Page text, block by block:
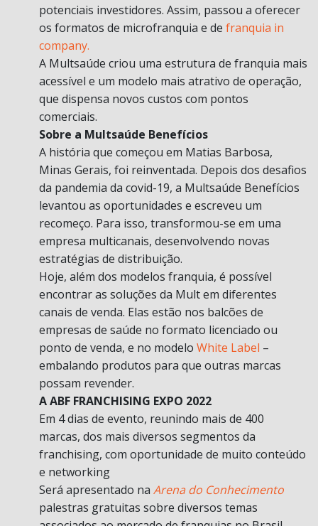
potenciais investidores. Assim, passou a oferecer
os formatos de microfranquia e de franquia in
company.
A Multsaúde criou uma estrutura de franquia mais
acessível e um modelo mais atrativo de operação,
que dispensa novos custos com pontos
comerciais.
Sobre a Multsaúde Benefícios
A história que começou em Matias Barbosa,
Minas Gerais, foi reinventada. Depois dos desafios
da pandemia da covid-19, a Multsaúde Benefícios
levantou as oportunidades e escreveu um
recomeço. Para isso, transformou-se em uma
empresa multicanais, desenvolvendo novas
estratégias de distribuição.
Hoje, além dos modelos franquia, é possível
encontrar as soluções da Mult em diferentes
canais de venda. Elas estão nos balcões de
empresas de saúde no formato licenciado ou
ponto de venda, e no modelo White Label –
embalando produtos para que outras marcas
possam revender.
A ABF FRANCHISING EXPO 2022
Em 4 dias de evento, reunindo mais de 400
marcas, dos mais diversos segmentos da
franchising, com oportunidade de muito conteúdo
e networking
Será apresentado na Arena do Conhecimento
palestras gratuitas sobre diversos temas